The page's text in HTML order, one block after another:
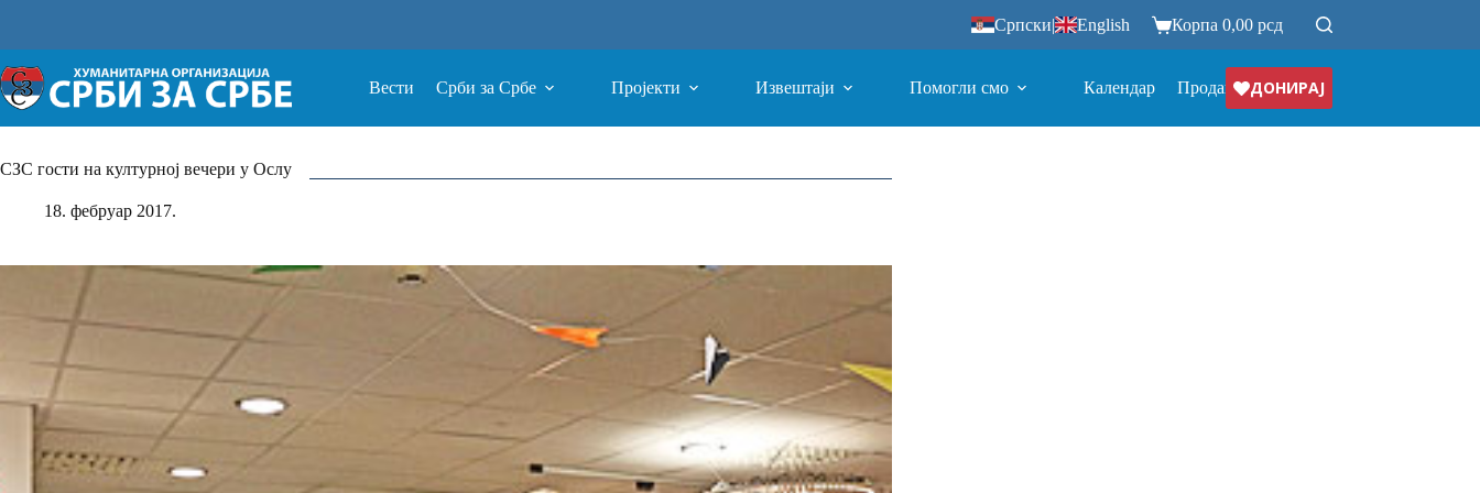
Српски| English Корпа 0,00 рсд
Вести Срби за Србе Пројекти Извештаји Помогли смо Календар ПродавницаДОНИРАЈ
СЗС гости на културној вечери у Ослу
18. фебруар 2017.